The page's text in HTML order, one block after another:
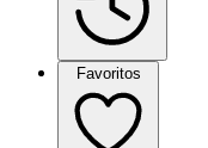
Favoritos